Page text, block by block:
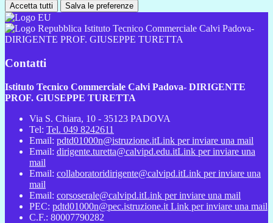
Accetta tutti Salva le preferenze
Istituto Tecnico Commerciale Calvi Padova-
DIRIGENTE PROF. GIUSEPPE TURETTA
Contatti
Istituto Tecnico Commerciale Calvi Padova- DIRIGENTE
PROF. GIUSEPPE TURETTA
Via S. Chiara, 10 - 35123 PADOVA
Tel: Tel. 049 8242611
Email: pdtd01000n@istruzione.itLink per inviare una mail
Email: dirigente.turetta@calvipd.edu.itLink per inviare una
mail
Email: collaboratoridirigente@calvipd.itLink per inviare una
mail
Email: corsoserale@calvipd.itLink per inviare una mail
PEC: pdtd01000n@pec.istruzione.it Link per inviare una mail
C.F.: 80007790282